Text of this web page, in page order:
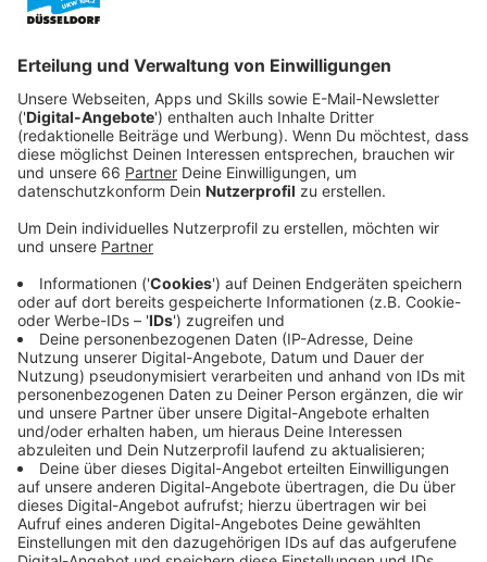
ihres Lebens verbringen.
Veröffentlicht:Sonntag, 23.07.2023 19:45
Anzeige
Doch dann erwischt Mavis ihren Jacque im Bett mit
einer anderen Frau und das Drama nimmt seinen Lauf.
Mit Hilfe ihres bestens Freundes Khalil (Tone Bell)
wird fluchtartig die gemeinsame Wohnung verlassen
und ein kurzfristiges Lager bei ihrer Freundin Jade (Liza
Treyger) aufgeschlagen. Mit der Unterstützung ihrer
Freunde versucht sich Mavis nun ein neues Leben
aufzubauen. Und das wird turbulenter als gedacht.
Streaming-Dienst: Netflix
Anzeige